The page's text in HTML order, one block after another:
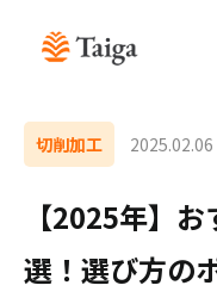
切削加工 2025.02.06
【2025年】
選！選び方の